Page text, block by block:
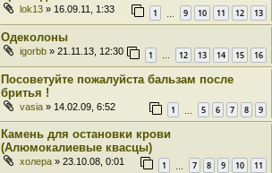
lok13 » 16.09.11, 1:33 1 9 10 11 12 13
Одеколоны
igorbb » 21.11.13, 12:30 1 … 12 13 14 15 16
Посоветуйте пожалуйста бальзам после
бритья !
vasia » 14.02.09, 6:52 1 5 6 7 8 9
Камень для остановки крови
(Алюмокалиевые квасцы)
холера » 23.10.08, 0:01 1 7 8 9 10 11